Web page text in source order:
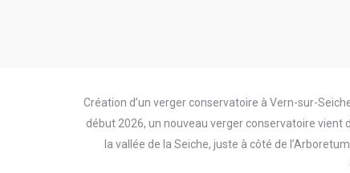
Création d’un verger conservatoire à Vern-sur-
début 2026, un nouveau verger conservatoire vient
la vallée de la Seiche, juste à côté de